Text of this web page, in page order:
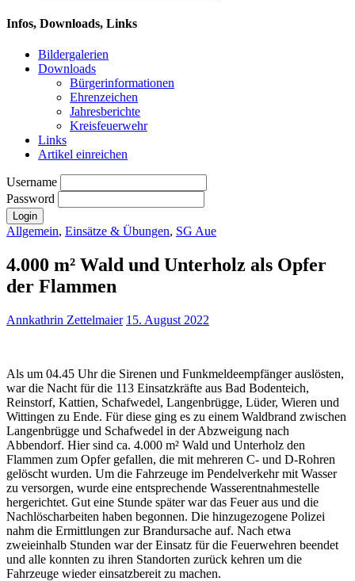
Infos, Downloads, Links
Bildergalerien
Downloads
Bürgerinformationen
Ehrenzeichen
Jahresberichte
Kreisfeuerwehr
Links
Artikel einreichen
Username
Password
Allgemein, Einsätze & Übungen, SG Aue
4.000 m² Wald und Unterholz als Opfer
der Flammen
Annkathrin Zettelmaier 15. August 2022
Als um 04.45 Uhr die Sirenen und Funkmeldeempfänger auslösten,
war die Nacht für die 113 Einsatzkräfte aus Bad Bodenteich,
Reinstorf, Kattien, Schafwedel, Langenbrügge, Lüder, Wieren und
Wittingen zu Ende. Für diese ging es zu einem Waldbrand zwischen
Langenbrügge und Schafwedel in der Abzweigung nach
Abbendorf. Hier sind ca. 4.000 m² Wald und Unterholz den
Flammen zum Opfer gefallen, die mit mehreren C- und D-Rohren
gelöscht wurden. Um die Fahrzeuge im Pendelverkehr mit Wasser
zu versorgen, wurde eine entsprechende Wasserentnahmestelle
hergerichtet. Gut eine Stunde später war das Feuer aus und die
Nachlöscharbeiten haben begonnen. Die hinzugezogene Polizei
nahm die Ermittlungen zur Brandursache auf. Nach etwa
zweieinhalb Stunden war der Einsatz für die Feuerwehren beendet
und alle konnten zu ihren Standorten zurück kehren um die
Fahrzeuge wieder einsatzbereit zu machen.